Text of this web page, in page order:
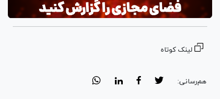
لینک کوتاه
هم‌رسانی: